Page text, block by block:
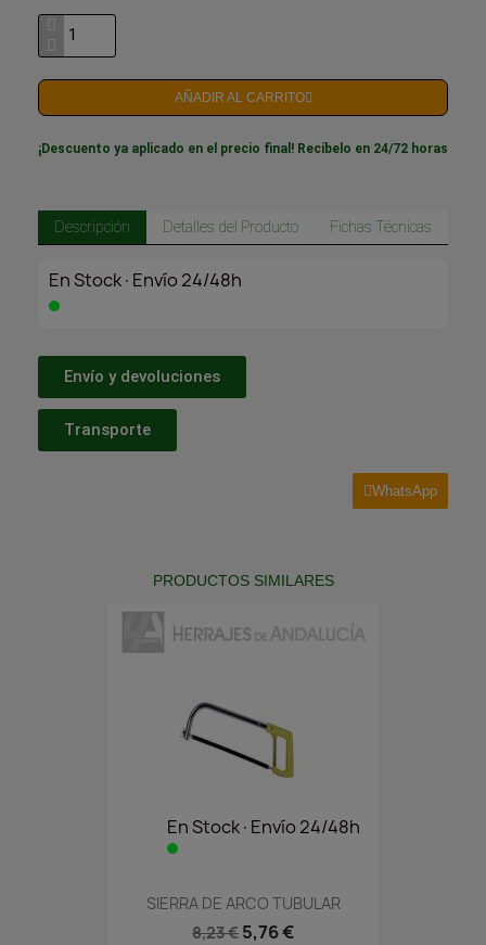
AÑADIR AL CARRITO
¡Descuento ya aplicado en el precio final! Recíbelo en 24/72 horas
Descripción Detalles del Producto Fichas Técnicas
En Stock·Envío 24/48h
Envío y devoluciones
Transporte
WhatsApp
PRODUCTOS SIMILARES
En Stock·Envío 24/48h
SIERRA DE ARCO TUBULAR
8,23 € 5,76 €